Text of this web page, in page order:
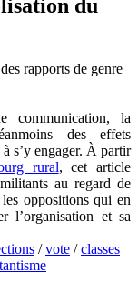
du
rapports de genre
communication, la
des effets
s’y engager. À partir
rural, cet article
au regard de
oppositions qui en
l’organisation et sa
/vote /classes